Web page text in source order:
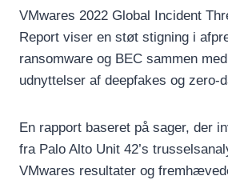
VMwares 2022 Global Incident
Report viser en støt stigning i
ransomware og BEC sammen
udnyttelser af deepfakes og zero-
En rapport baseret på sager, der
fra Palo Alto Unit 42’s
VMwares resultater og